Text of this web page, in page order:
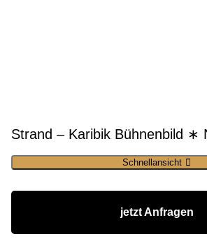
Strand – Karibik Bühnenbild ∗
Schnellansicht
jetzt Anfragen